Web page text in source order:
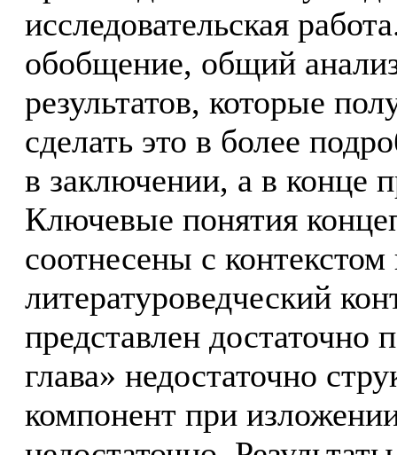
исследовательская
обобщение, общий
результатов, которые
сделать это в более
в заключении, а в конце
Ключевые понятия
соотнесены с контекстом
литературоведческий
представлен достаточно
глава» недостаточно
компонент при